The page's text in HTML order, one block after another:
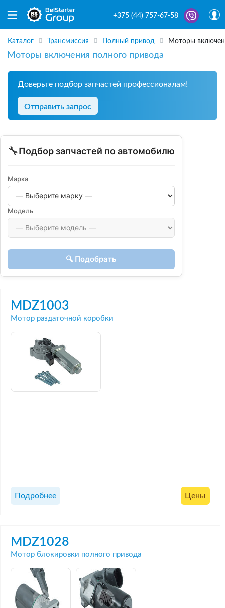
+375 (44) 757-67-58
Каталог Трансмиссия Полный привод Моторы
Моторы включения полного привода
Доверьте подбор запчастей профессионалам!
Отправить запрос
🔧Подбор запчастей по автомобилю
Марка
Модель
🔍 Подобрать
MDZ1003
Мотор раздаточной коробки
Подробнее Цены
MDZ1028
Мотор блокировки полного привода